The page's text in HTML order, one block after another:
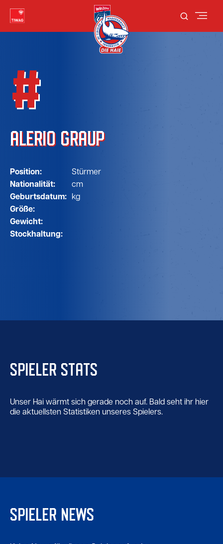
Position:
Nationalität:
Geburtsdatum:
Größe:
Gewicht:
Stockhaltung:
Stürmer
cm
kg
#
ALERIO GRAUP
SPIELER STATS
Unser Hai wärmt sich gerade noch auf. Bald seht ihr hier
die aktuellsten Statistiken unseres Spielers.
SPIELER NEWS